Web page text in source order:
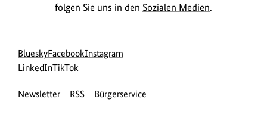
folgen Sie uns in den Sozialen Medien.
Social
Media
Blueskyzur
Bluesky-
des
Facebookzur
des
Instagram
des
LinkedInzur
Seite
zur
Seite
TikTok
Newsletter RSS Bürgerservice